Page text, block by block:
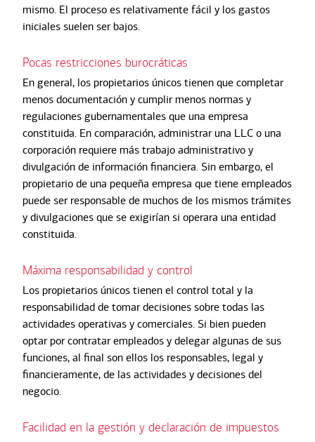
mismo. El proceso es relativamente fácil y los gastos
iniciales suelen ser bajos.
Pocas restricciones burocráticas
En general, los propietarios únicos tienen que completar
menos documentación y cumplir menos normas y
regulaciones gubernamentales que una empresa
constituida. En comparación, administrar una LLC o una
corporación requiere más trabajo administrativo y
divulgación de información financiera. Sin embargo, el
propietario de una pequeña empresa que tiene empleados
puede ser responsable de muchos de los mismos trámites
y divulgaciones que se exigirían si operara una entidad
constituida.
Máxima responsabilidad y control
Los propietarios únicos tienen el control total y la
responsabilidad de tomar decisiones sobre todas las
actividades operativas y comerciales. Si bien pueden
optar por contratar empleados y delegar algunas de sus
funciones, al final son ellos los responsables, legal y
financieramente, de las actividades y decisiones del
negocio.
Facilidad en la gestión y declaración de impuestos